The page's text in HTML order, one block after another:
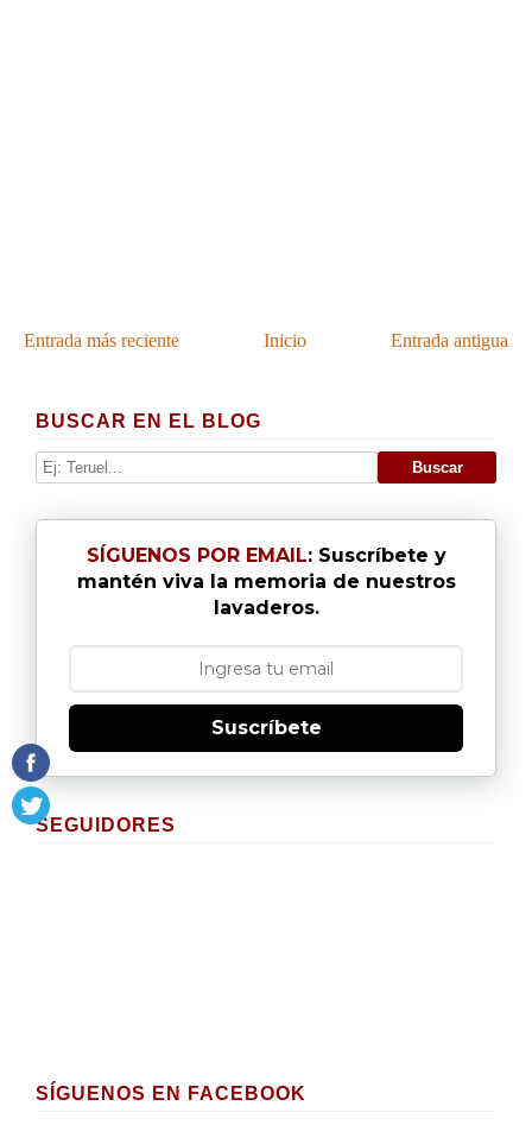
Entrada más reciente Entrada antigua
Inicio
BUSCAR EN EL BLOG
SÍGUENOS POR EMAIL: Suscríbete y
mantén viva la memoria de nuestros
lavaderos.
Suscríbete
SEGUIDORES
SÍGUENOS EN FACEBOOK